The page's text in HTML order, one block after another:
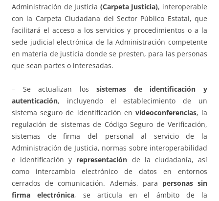
Administración de Justicia (Carpeta Justicia), interoperable
con la Carpeta Ciudadana del Sector Público Estatal, que
facilitará el acceso a los servicios y procedimientos o a la
sede judicial electrónica de la Administración competente
en materia de justicia donde se presten, para las personas
que sean partes o interesadas.
– Se actualizan lossistemas de identificación y
autenticación, incluyendo el establecimiento de un
sistema seguro de identificación en videoconferencias, la
regulación de sistemas de Código Seguro de Verificación,
sistemas de firma del personal al servicio de la
Administración de Justicia, normas sobre interoperabilidad
e identificación y representación de la ciudadanía, así
como intercambio electrónico de datos en entornos
cerrados de comunicación. Además, para personas sin
firma electrónica, se articula en el ámbito de la